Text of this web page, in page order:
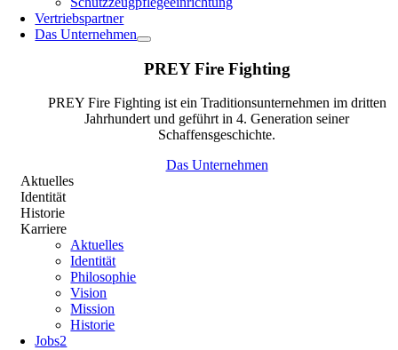
Vertriebspartner
Das Unternehmen
PREY Fire Fighting
PREY Fire Fighting ist ein Traditionsunternehmen im dritten
Jahrhundert und geführt in 4. Generation seiner
Schaffensgeschichte.
Das Unternehmen
Aktuelles
Identität
Historie
Karriere
Aktuelles
Identität
Philosophie
Vision
Mission
Historie
Jobs2